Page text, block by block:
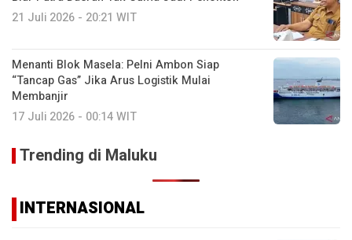
21 Juli 2026 - 20:21 WIT
Menanti Blok Masela: Pelni Ambon Siap
“Tancap Gas” Jika Arus Logistik Mulai
Membanjir
17 Juli 2026 - 00:14 WIT
Trending di Maluku
INTERNASIONAL